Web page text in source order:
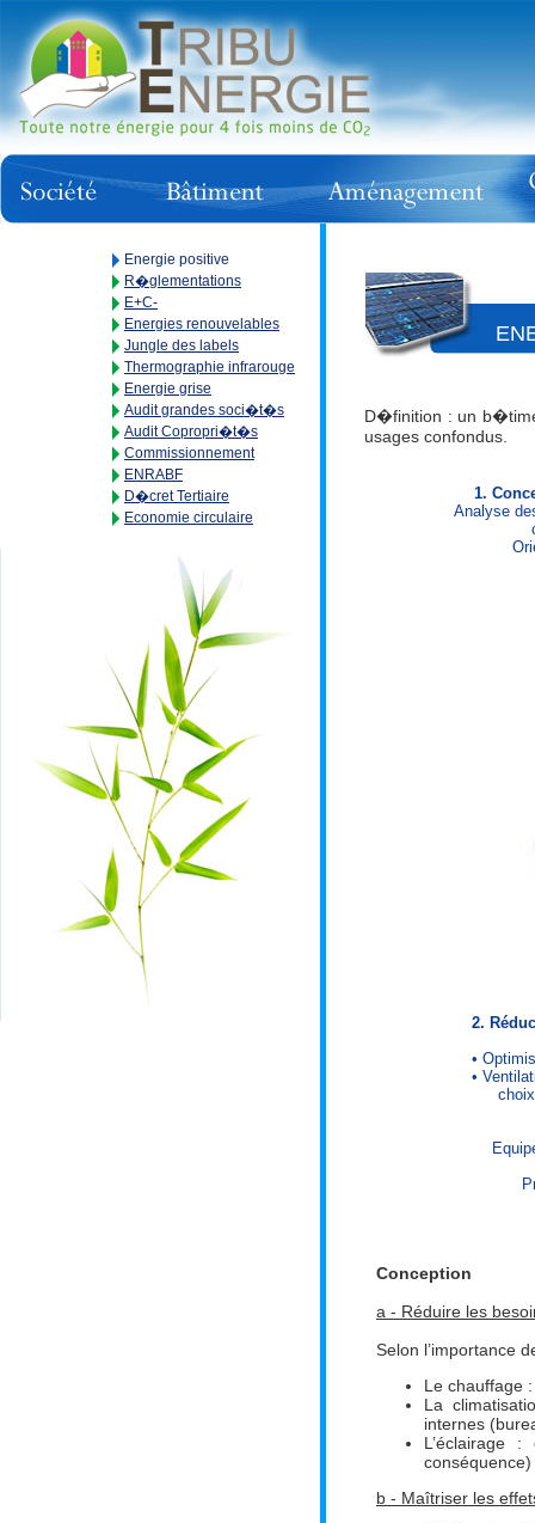
Energie positive
R�glementations
E+C-
Energies renouvelables
Jungle des labels
Thermographie infrarouge
Energie grise
Audit grandes soci�t�s
Audit Copropri�t�s
Commissionnement
ENRABF
D�cret Tertiaire
Economie circulaire
D�finition : un
usages confondus.
1.
Analyse
2.
•
•
Conception
a - Réduire les
Selon l’importance
Le chauffage
La
internes
L’éclairage
conséquence)
b - Maîtriser les